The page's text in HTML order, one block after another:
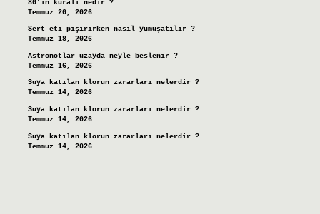
80’in kuralı nedir ?
Temmuz 20, 2026
Sert eti pişirirken nasıl yumuşatılır ?
Temmuz 18, 2026
Astronotlar uzayda neyle beslenir ?
Temmuz 16, 2026
Suya katılan klorun zararları nelerdir ?
Temmuz 14, 2026
Suya katılan klorun zararları nelerdir ?
Temmuz 14, 2026
Suya katılan klorun zararları nelerdir ?
Temmuz 14, 2026